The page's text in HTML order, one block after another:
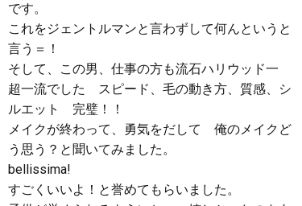
です。
これをジェントルマンと言わずして何んというと
言う＝！
そして、この男、仕事の方も流石ハリウッド一
超一流でした スピード、毛の動き方、質感、シ
ルエット 完璧！！
メイクが終わって、勇気をだして 俺のメイクど
う思う？と聞いてみました。
bellissima!
すごくいいよ！と誉めてもらいました。